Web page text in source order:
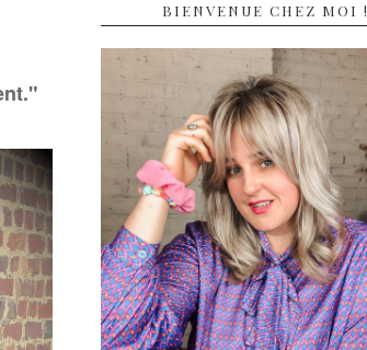
BIENVENUE CHEZ MOI !